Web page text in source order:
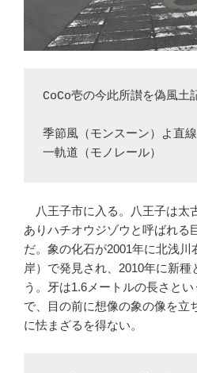
CoCo壱の今此所讃を偽風土
季節風（モンスーン）よ直
一軌道（モノレール）
八王子市に入る。八王子は太
ありハチオウジゾウと呼ばれる
だ。象の化石が2001年に北浅
岸）で発見され、2010年に新種
う。牙は1.6メートルの長さと
で、目の前に想像の象の像を立
に怯まざるを得ない。